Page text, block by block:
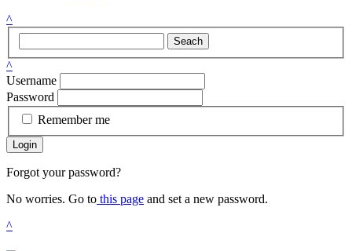
^
Seach
^
Username
Password
Remember me
Login
Forgot your password?
No worries. Go to this page and set a new password.
^